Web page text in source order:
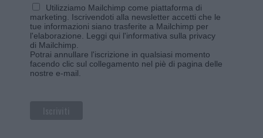
Utilizziamo Mailchimp come piattaforma di
marketing. Iscrivendoti alla newsletter accetti che le
tue informazioni siano trasferite a Mailchimp per
l'elaborazione. Leggi qui l'informativa sulla privacy
di Mailchimp
Potrai annullare l'iscrizione in qualsiasi momento
facendo clic sul collegamento nel piè di pagina delle
nostre e-mail.